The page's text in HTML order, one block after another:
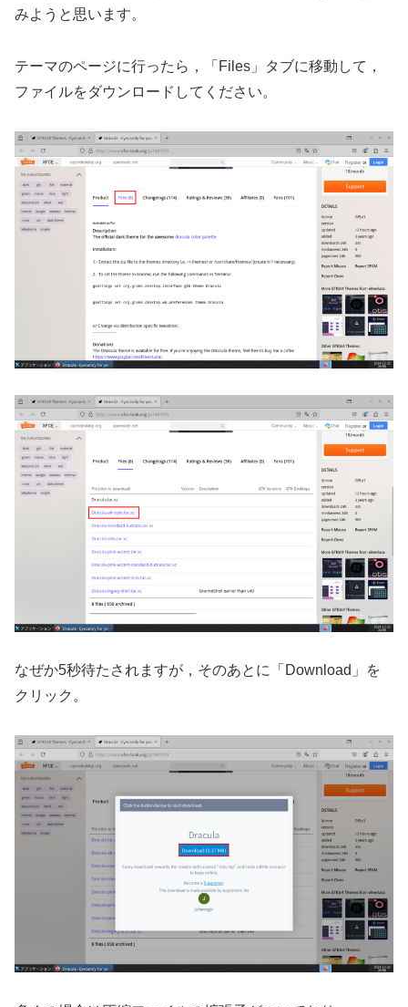
みようと思います。
テーマのページに行ったら，「Files」タブに移動して，
ファイルをダウンロードしてください。
なぜか5秒待たされますが，そのあとに「Download」を
クリック。